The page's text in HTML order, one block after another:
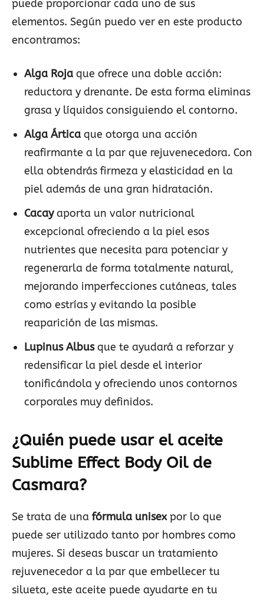
puede proporcionar cada uno de sus
elementos. Según puedo ver en este producto
encontramos:
Alga Roja que ofrece una doble acción:
reductora y drenante. De esta forma eliminas
grasa y líquidos consiguiendo el contorno.
Alga Ártica que otorga una acción
reafirmante a la par que rejuvenecedora. Con
ella obtendrás firmeza y elasticidad en la
piel además de una gran hidratación.
Cacayaporta un valor nutricional
excepcional ofreciendo a la piel esos
nutrientes que necesita para potenciar y
regenerarla de forma totalmente natural,
mejorando imperfecciones cutáneas, tales
como estrías y evitando la posible
reaparición de las mismas.
Lupinus Albusque te ayudará a reforzar y
redensificar la piel desde el interior
tonificándola y ofreciendo unos contornos
corporales muy definidos.
¿Quién puede usar el aceite
Sublime Effect Body Oil de
Casmara?
Se trata de una fórmula unisexpor lo que
puede ser utilizado tanto por hombres como
mujeres. Si deseas buscar un tratamiento
rejuvenecedor a la par que embellecer tu
silueta, este aceite puede ayudarte en tu